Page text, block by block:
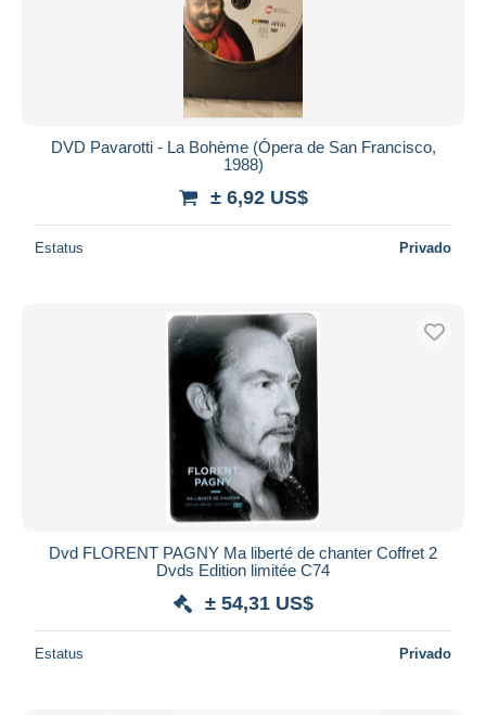
DVD Pavarotti - La Bohème (Ópera de San Francisco,
1988)
± 6,92 US$
Estatus Privado
Dvd FLORENT PAGNY Ma liberté de chanter Coffret 2
Dvds Edition limitée C74
± 54,31 US$
Estatus Privado